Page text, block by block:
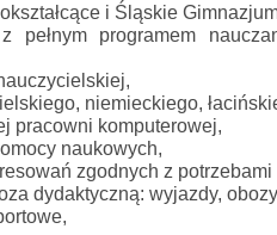
i Śląskie
pełnym programem
niemieckiego,
pracowni komputerowej,
naukowych,
zgodnych z
dydaktyczną: wyjazdy,